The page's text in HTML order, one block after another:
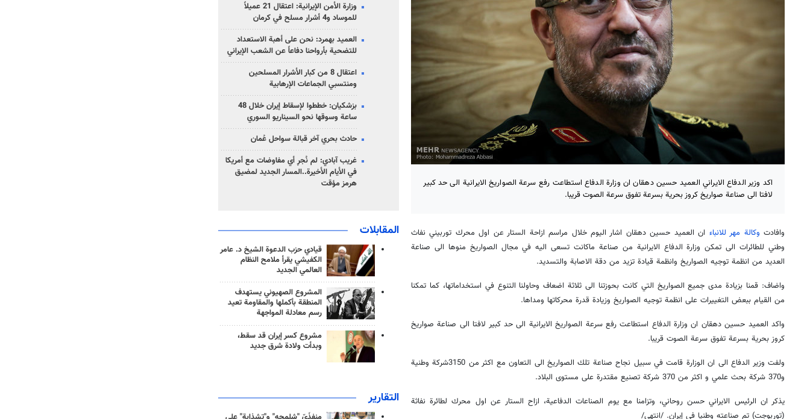
اكد وزير الدفاع الايراني العميد حسين دهقان ان وزارة الدفاع استطاعت رفع سرعة الصواريخ الايرانية الى حد كبير
لافتا الى صناعة صواريخ كروز بحرية بسرعة تفوق سرعة الصوت قريبا.
وافادتوكالة مهر للانباء ان العميد حسين دهقان اشار اليوم خلال مراسم ازاحة الستار عن اول محرك توربيني نفاث
وطني للطائرات الى تمكن وزارة الدفاع الايرانية من صناعة ماكانت تسعى اليه في مجال الصواريخ منوها الى صناعة
العديد من انظمة توجيه الصواريخ وانظمة قيادة تزيد من دقة الاصابة والتسديد.
واضاف: قمنا بزيادة مدى جميع الصواريخ التي كانت بحوزتنا الى ثلاثة اضعاف وحاولنا التنوع في استخداماتها، كما تمكنا
من القيام ببعض التغييرات على انظمة توجيه الصواريخ وزيادة قدرة محركاتها ومداها.
واكد العميد حسين دهقان ان وزارة الدفاع استطاعت رفع سرعة الصواريخ الايرانية الى حد كبير لافتا الى صناعة صواريخ
كروز بحرية بسرعة تفوق سرعة الصوت قريبا.
ولفت وزير الدفاع الى ان الوزارة قامت في سبيل نجاح صناعة تلك الصواريخ الى التعاون مع اكثر من 3150شركة وطنية
و370 شركة بحث علمي و اكثر من 370 شركة تصنيع مقتدرة على مستوى البلاد.
يذكر ان الرئيس الايراني حسن روحاني، وتزامنا مع يوم الصناعات الدفاعية، ازاح الستار عن اول محرك لطائرة نفاثة
(توربوجت) تم صناعته وطنيا في إيران. /انتهى/
وزارة الأمن الإيرانية: اعتقال 21 عميلاً
للموساد و4 أشرار مسلح في كرمان
العميد بهمرد: نحن على أهبة الاستعداد
للتضحية بأرواحنا دفاعاً عن الشعب الإيراني
اعتقال 8 من كبار الأشرار المسلحين
ومنتسبي الجماعات الإرهابية
بزشكيان: خططوا لإسقاط إيران خلال 48
ساعة وسوقها نحو السيناريو السوري
حادث بحري آخر قبالة سواحل عُمان
غريب آبادي: لم نُجرِ أي مفاوضات مع أمريكا
في الأيام الأخيرة..المسار الجديد لمضيق
هرمز مؤقت
المقابلات
قيادي حزب الدعوة الشيخ د. عامر
الكفيشي يقرأ ملامح النظام
العالمي الجديد
المشروع الصهيوني يستهدف
المنطقة بأكملها والمقاومة تعيد
رسم معادلة المواجهة
مشروع كسر إيران قد سقط،
وبدأت ولادة شرق جديد
التقارير